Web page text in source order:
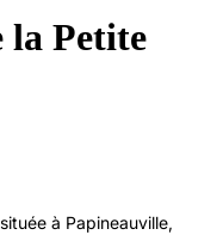
la Petite
à Papineauville,